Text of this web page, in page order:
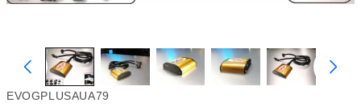
EVOGPLUSAUA79